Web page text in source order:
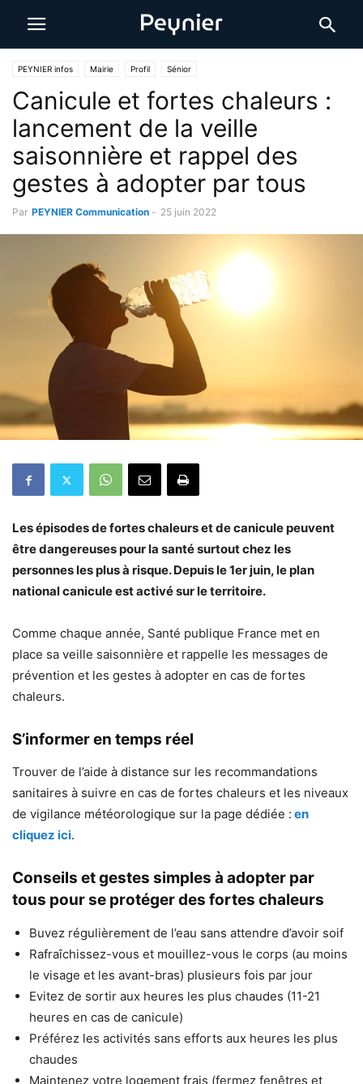
PEYNIER infos Mairie Profil Sénior
Canicule et fortes chaleurs :
lancement de la veille
saisonnière et rappel des
gestes à adopter par tous
Par PEYNIER Communication - 25 juin 2022
Les épisodes de fortes chaleurs et de canicule peuvent
être dangereuses pour la santé surtout chez les
personnes les plus à risque. Depuis le 1er juin, le plan
national canicule est activé sur le territoire.
Comme chaque année, Santé publique France met en
place sa veille saisonnière et rappelle les messages de
prévention et les gestes à adopter en cas de fortes
chaleurs.
S’informer en temps réel
Trouver de l’aide à distance sur les recommandations
sanitaires à suivre en cas de fortes chaleurs et les niveaux
de vigilance météorologique sur la page dédiée : en
cliquez ici.
Conseils et gestes simples à adopter par
tous pour se protéger des fortes chaleurs
Buvez régulièrement de l’eau sans attendre d’avoir soif
Rafraîchissez-vous et mouillez-vous le corps (au moins
le visage et les avant-bras) plusieurs fois par jour
Evitez de sortir aux heures les plus chaudes (11-21
heures en cas de canicule)
Préférez les activités sans efforts aux heures les plus
chaudes
Maintenez votre logement frais (fermez fenêtres et